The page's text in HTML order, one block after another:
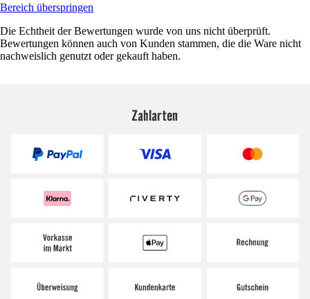
Bereich überspringen
Die Echtheit der Bewertungen wurde von uns nicht überprüft.
Bewertungen können auch von Kunden stammen, die die Ware nicht
nachweislich genutzt oder gekauft haben.
Zahlarten